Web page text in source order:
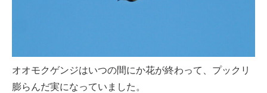
オオモクゲンジはいつの間にか花が終わって、プックリ
膨らんだ実になっていました。